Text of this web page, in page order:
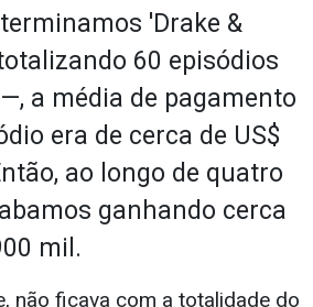
'Drake &
60 episódios
a média de pagamento
era de cerca de US$
ao longo de quatro
ganhando cerca
mil.
não ficava com a totalidade do